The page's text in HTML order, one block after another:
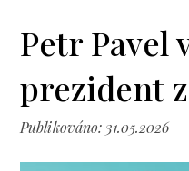
Petr Pavel
prezident
Publikováno: 31.05.2026